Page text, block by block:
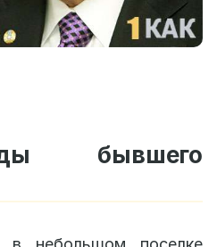
бывшего